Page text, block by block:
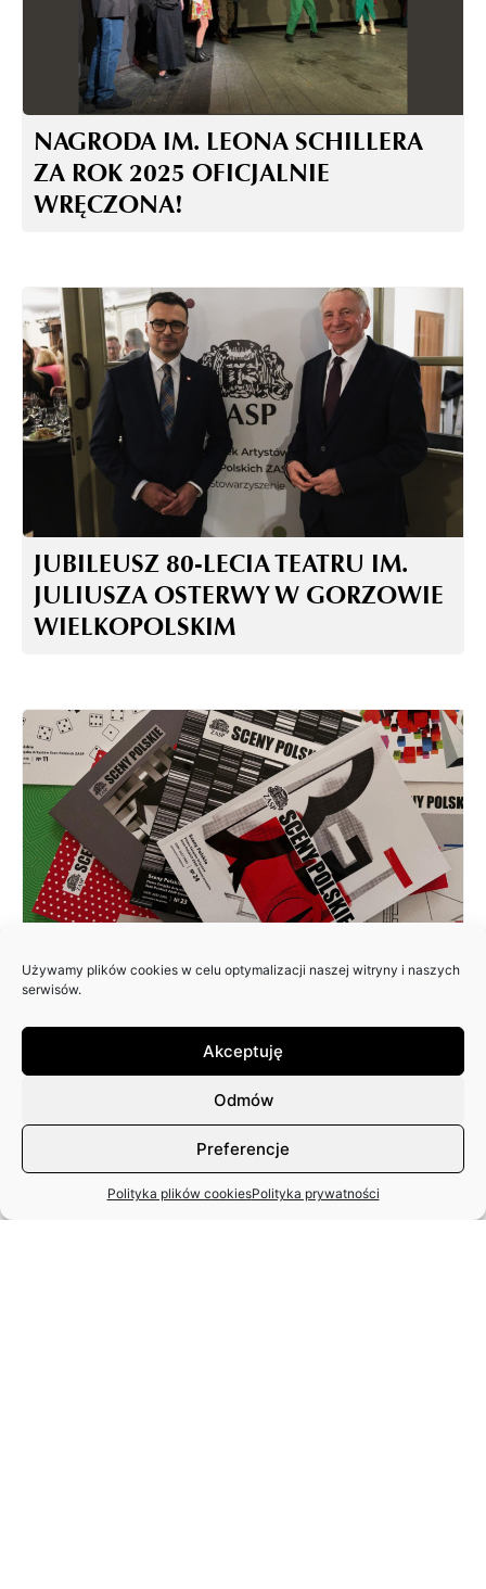
Używamy plików cookies w celu optymalizacji naszej witryny i naszych
serwisów.
Akceptuję
Odmów
Preferencje
Polityka plików cookiesPolityka prywatności
NAGRODA IM. LEONA SCHILLERA
ZA ROK 2025 OFICJALNIE
WRĘCZONA!
JUBILEUSZ 80-LECIA TEATRU IM.
JULIUSZA OSTERWY W GORZOWIE
WIELKOPOLSKIM
ZAPRASZAMY DO NADSYŁANIA
PISMA: SCENY POLSKIE